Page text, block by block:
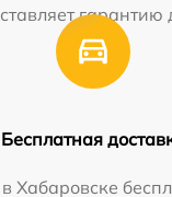
гарантию
Бесплатная
Хабаровске